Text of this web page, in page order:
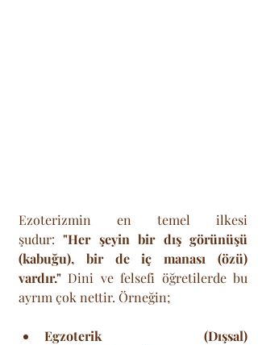
Ezoterizmin en temel ilkesi
şudur: "Her şeyin bir dış görünüşü
(kabuğu), bir de iç manası (özü)
vardır." Dini ve felsefi öğretilerde bu
ayrım çok nettir. Örneğin;
Egzoterik (Dışsal)